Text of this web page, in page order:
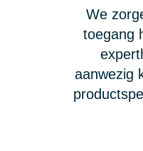
We
toegang
aanwezig